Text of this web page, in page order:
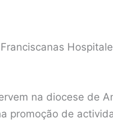
na diocese de
promoção de